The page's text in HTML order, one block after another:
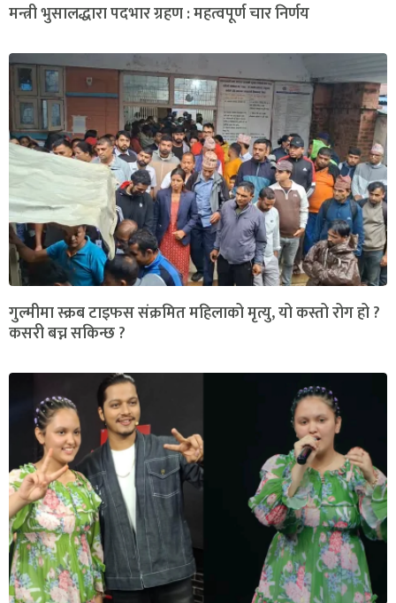
मन्त्री भुसालद्धारा पदभार ग्रहण : महत्वपूर्ण चार निर्णय
गुल्मीमा स्क्रब टाइफस संक्रमित महिलाको मृत्यु, यो कस्तो रोग हो ?
कसरी बच्न सकिन्छ ?